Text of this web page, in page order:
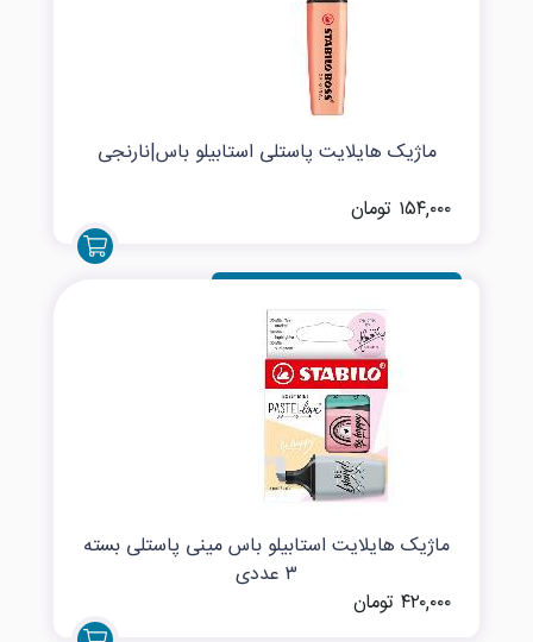
ماژیک هایلایت پاستلی استابیلو باس|نارنجی
۱۵۴,۰۰۰ تومان
ماژیک هایلایت استابیلو باس مینی پاستلی بسته
۳ عددی
۴۲۰,۰۰۰ تومان